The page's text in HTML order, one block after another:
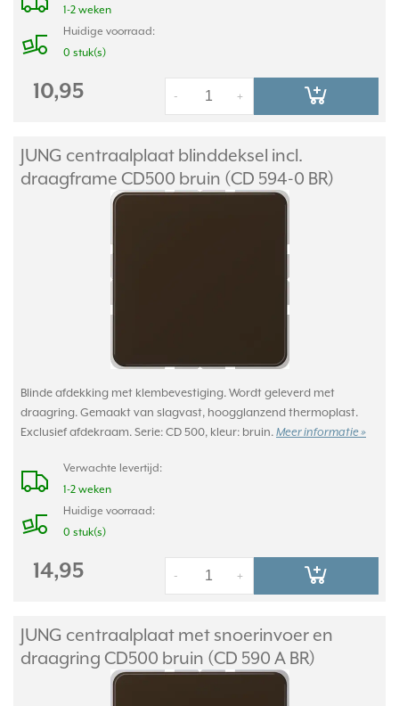
1-2 weken
Huidige voorraad:
0 stuk(s)
10,95 +
-
JUNG centraalplaat blinddeksel incl.
draagframe CD500 bruin (CD 594-0 BR)
Blinde afdekking met klembevestiging. Wordt geleverd met
draagring. Gemaakt van slagvast, hoogglanzend thermoplast.
Exclusief afdekraam. Serie: CD 500, kleur: bruin. Meer informatie »
Verwachte levertijd:
1-2 weken
Huidige voorraad:
0 stuk(s)
14,95 +
-
JUNG centraalplaat met snoerinvoer en
draagring CD500 bruin (CD 590 A BR)